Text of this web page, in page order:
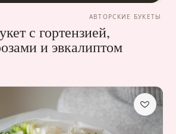
АВТОРСКИЕ БУКЕТЫ
с гортензией,
и эвкалиптом